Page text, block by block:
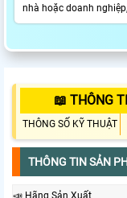
nhà hoặc doanh
📖 THÔNG
THÔNG SỐ KỸ THUẬT
THÔNG TIN SẢN
📣 Hãng Sản Xuất